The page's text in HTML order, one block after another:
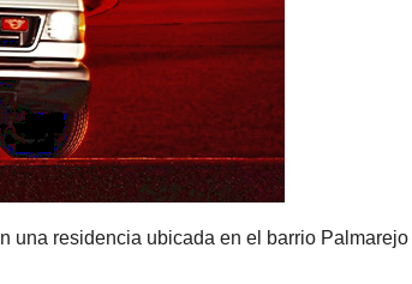
una residencia ubicada en el barrio